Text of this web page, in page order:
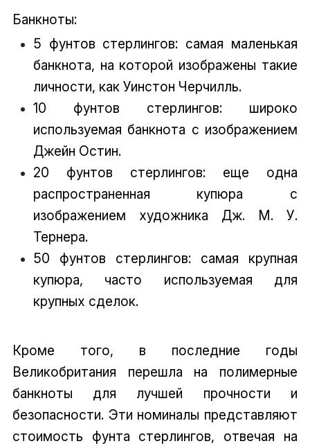
Банкноты:
5 фунтов стерлингов: самая маленькая
банкнота, на которой изображены такие
личности, как Уинстон Черчилль.
10 фунтов стерлингов: широко
используемая банкнота с изображением
Джейн Остин.
20 фунтов стерлингов: еще одна
распространенная купюра с
изображением художника Дж. М. У.
Тернера.
50 фунтов стерлингов: самая крупная
купюра, часто используемая для
крупных сделок.
Кроме того, в последние годы
Великобритания перешла на полимерные
банкноты для лучшей прочности и
безопасности. Эти номиналы представляют
стоимость фунта стерлингов, отвечая на